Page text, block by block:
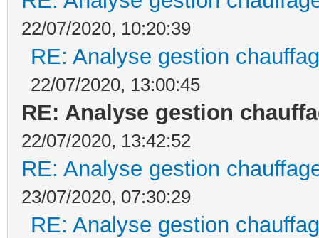
22/07/2020, 10:20:39
RE: Analyse gestion
22/07/2020, 13:00:45
RE: Analyse gestion
22/07/2020, 13:42:52
RE: Analyse gestion
23/07/2020, 07:30:29
RE: Analyse gestion